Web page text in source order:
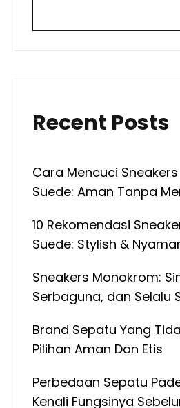
Recent Posts
Cara Mencuci
Suede: Aman Tanpa
10 Rekomendasi
Suede: Stylish &
Sneakers Monokrom:
Serbaguna, dan Selalu
Brand Sepatu Yang
Pilihan Aman Dan Etis
Perbedaan Sepatu
Kenali Fungsinya